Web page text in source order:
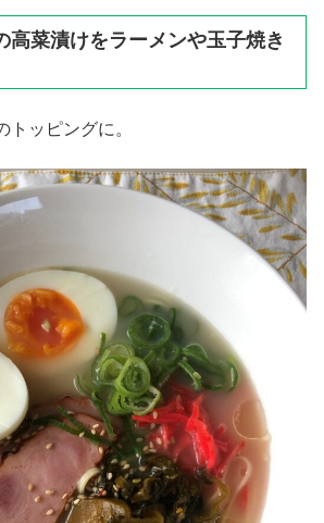
高菜漬けをラーメンや玉子焼き
トッピングに。